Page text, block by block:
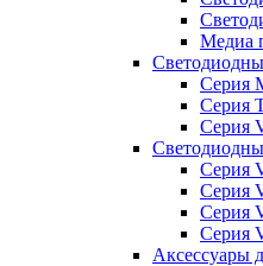
Медиа
Серия
Серия
Серия
Серия
Серия
Серия
Серия
Аксессуары